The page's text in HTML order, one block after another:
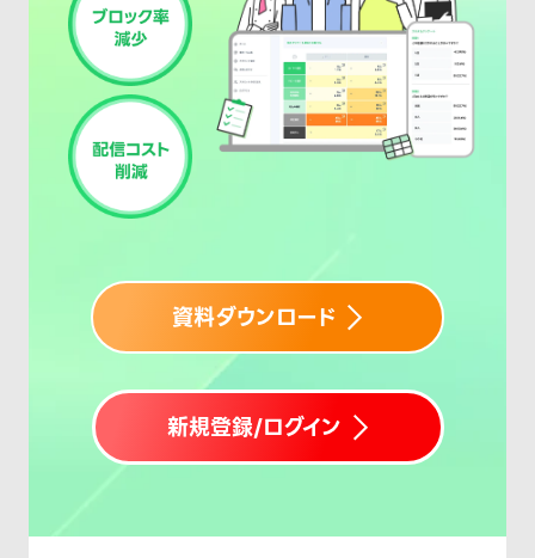
お申し込み お問い合わせ
資料ダウンロード
新規登録/ログイン